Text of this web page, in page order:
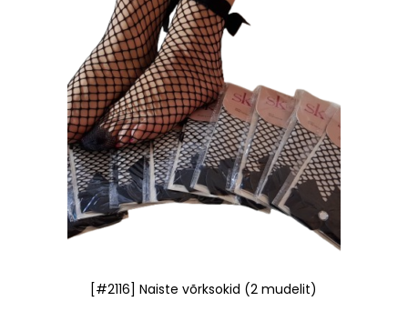
[#2116] Naiste võrksokid (2 mudelit)